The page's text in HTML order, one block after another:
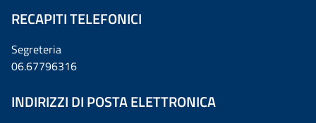
RECAPITI TELEFONICI
Segreteria
06.67796316
INDIRIZZI DI POSTA ELETTRONICA